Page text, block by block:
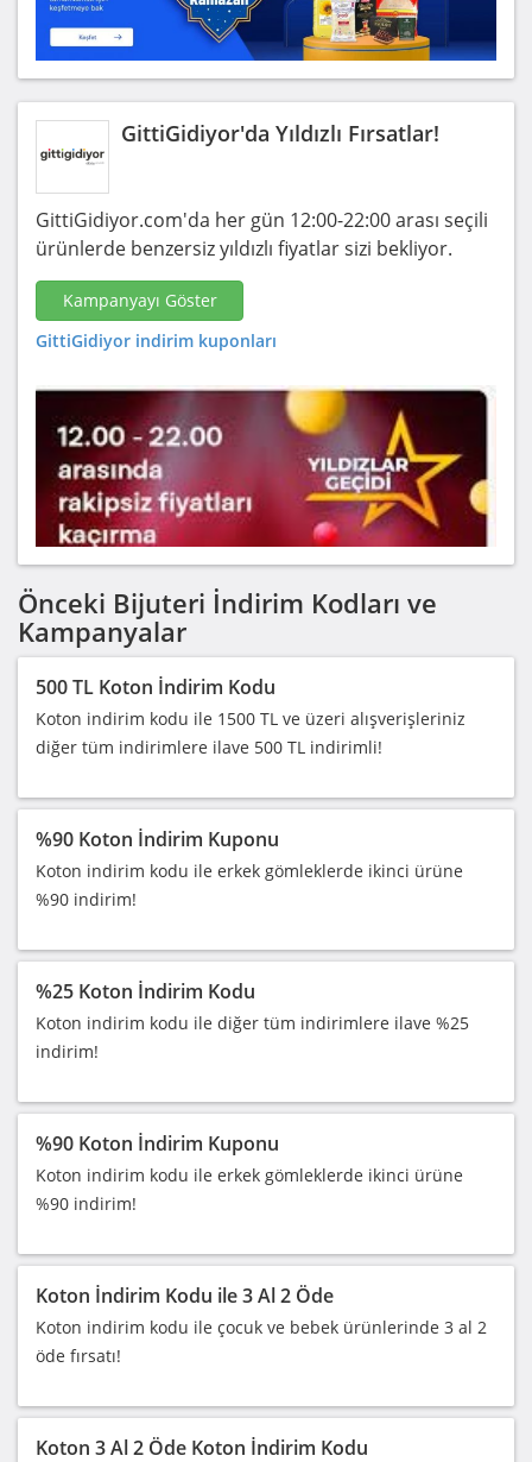
GittiGidiyor'da Yıldızlı Fırsatlar!
GittiGidiyor.com'da her gün 12:00-22:00 arası seçili
ürünlerde benzersiz yıldızlı fiyatlar sizi bekliyor.
Kampanyayı Göster
GittiGidiyor indirim kuponları
Önceki Bijuteri İndirim Kodları ve
Kampanyalar
500 TL Koton İndirim Kodu
Koton indirim kodu ile 1500 TL ve üzeri alışverişleriniz
diğer tüm indirimlere ilave 500 TL indirimli!
%90 Koton İndirim Kuponu
Koton indirim kodu ile erkek gömleklerde ikinci ürüne
%90 indirim!
%25 Koton İndirim Kodu
Koton indirim kodu ile diğer tüm indirimlere ilave %25
indirim!
%90 Koton İndirim Kuponu
Koton indirim kodu ile erkek gömleklerde ikinci ürüne
%90 indirim!
Koton İndirim Kodu ile 3 Al 2 Öde
Koton indirim kodu ile çocuk ve bebek ürünlerinde 3 al 2
öde fırsatı!
Koton 3 Al 2 Öde Koton İndirim Kodu